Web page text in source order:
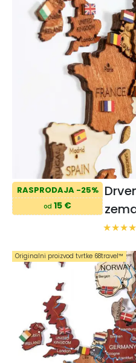
RASPRODAJA -25%
od 15 €
Originalni proizvod tvrtke 68travel™️